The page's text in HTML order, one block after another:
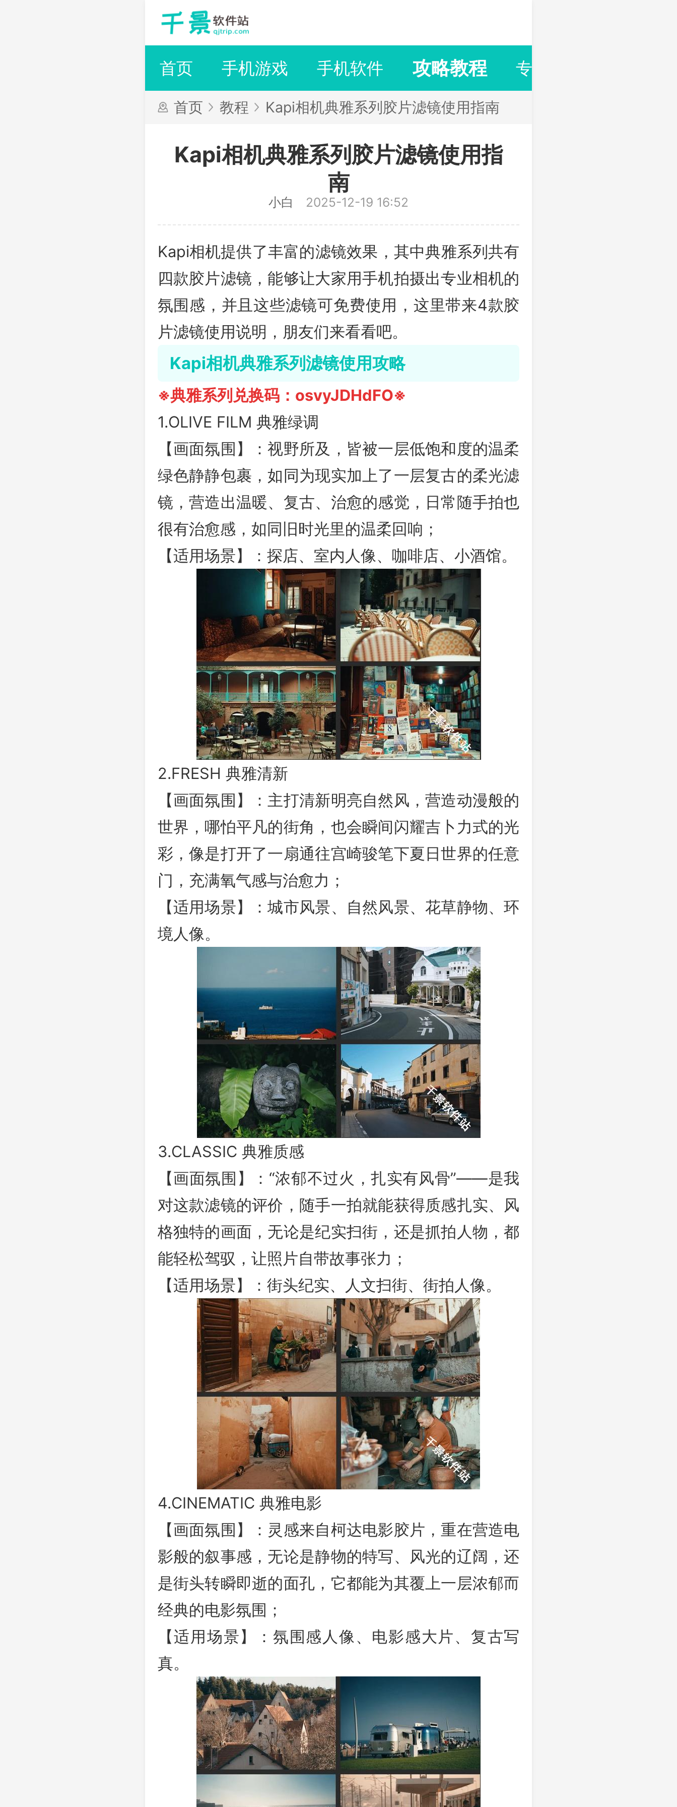
首页 手机游戏 手机软件 攻略教程 专题合集
首页 教程 Kapi相机典雅系列胶片滤镜使用指南
Kapi相机典雅系列胶片滤镜使用指
南
小白 2025-12-19 16:52
Kapi相机提供了丰富的滤镜效果，其中典雅系列共有
四款胶片滤镜，能够让大家用手机拍摄出专业相机的
氛围感，并且这些滤镜可免费使用，这里带来4款胶
片滤镜使用说明，朋友们来看看吧。
Kapi相机典雅系列滤镜使用攻略
※典雅系列兑换码：osvyJDHdFO※
1.OLIVE FILM 典雅绿调
【画面氛围】：视野所及，皆被一层低饱和度的温柔
绿色静静包裹，如同为现实加上了一层复古的柔光滤
镜，营造出温暖、复古、治愈的感觉，日常随手拍也
很有治愈感，如同旧时光里的温柔回响；
【适用场景】：探店、室内人像、咖啡店、小酒馆。
2.FRESH 典雅清新
【画面氛围】：主打清新明亮自然风，营造动漫般的
世界，哪怕平凡的街角，也会瞬间闪耀吉卜力式的光
彩，像是打开了一扇通往宫崎骏笔下夏日世界的任意
门，充满氧气感与治愈力；
【适用场景】：城市风景、自然风景、花草静物、环
境人像。
3.CLASSIC 典雅质感
【画面氛围】：“浓郁不过火，扎实有风骨”——是我
对这款滤镜的评价，随手一拍就能获得质感扎实、风
格独特的画面，无论是纪实扫街，还是抓拍人物，都
能轻松驾驭，让照片自带故事张力；
【适用场景】：街头纪实、人文扫街、街拍人像。
4.CINEMATIC 典雅电影
【画面氛围】：灵感来自柯达电影胶片，重在营造电
影般的叙事感，无论是静物的特写、风光的辽阔，还
是街头转瞬即逝的面孔，它都能为其覆上一层浓郁而
经典的电影氛围；
【适用场景】：氛围感人像、电影感大片、复古写
真。